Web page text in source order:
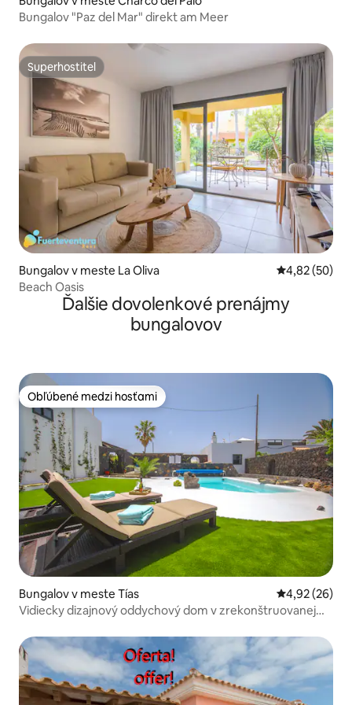
Bungalov "Paz del Mar" direkt am Meer
Superhostiteľ
Superhostiteľ
Bungalov v meste La Oliva Priemerné
4,82 (50)
Beach Oasis
Ďalšie dovolenkové prenájmy
bungalovov
Obľúbené medzi hosťami
Obľúbené medzi hosťami
Bungalov v meste Tías Priemerné
4,92 (26)
Vidiecky dizajnový oddychový dom v zrekonštruovanej